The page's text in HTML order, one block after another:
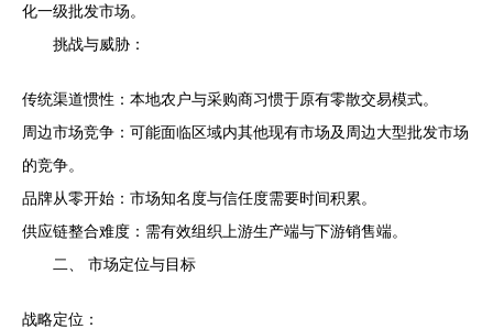
化一级批发市场。
挑战与威胁：
传统渠道惯性：本地农户与采购商习惯于原有零散交易模式。
周边市场竞争：可能面临区域内其他现有市场及周边大型批发市场
的竞争。
品牌从零开始：市场知名度与信任度需要时间积累。
供应链整合难度：需有效组织上游生产端与下游销售端。
二、 市场定位与目标
战略定位：